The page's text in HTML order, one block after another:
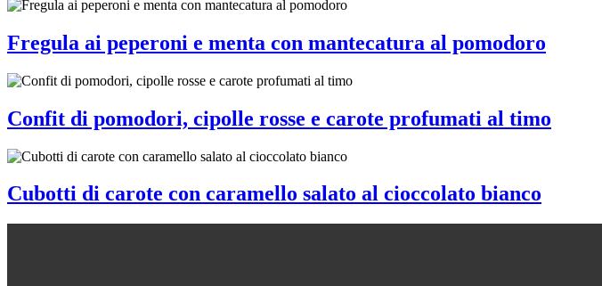
Fregula ai peperoni e menta con mantecatura al pomodoro
Confit di pomodori, cipolle rosse e carote profumati al timo
Cubotti di carote con caramello salato al cioccolato bianco